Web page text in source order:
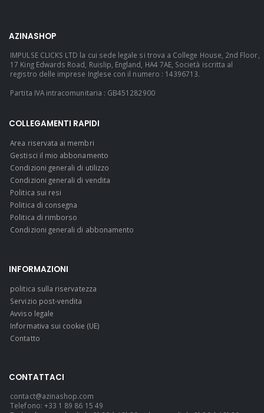
AZINASHOP
IMPULSE CLICKS LTD la cui sede legale si trova a College House, 2nd Floor,
17 King Edwards Road, Ruislip, England, HA4 7AE, Società iscritta al
registro delle imprese Inglese con il numero : 14396713.
Partita IVA intracomunitaria : GB451282900
COLLEGAMENTI RAPIDI
Area riservata ai membri
Gestisci il mio abbonamento
Condizioni generali di utilizzo
Condizioni generali di vendita
Politica sui resi
Politica di consegna
Politica di rimborso
Condizioni generali di abbonamento
INFORMAZIONI
politica sulla riservatezza
Servizio post-vendita
Avviso legale
Informativa sui cookie (UE)
Contatto
CONTATTACI
contact@azinashop.com
Telefono: +33 1 89 86 15 49